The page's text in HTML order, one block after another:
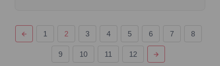
1 2 3 4 5 6 7 8
9 10 11 12